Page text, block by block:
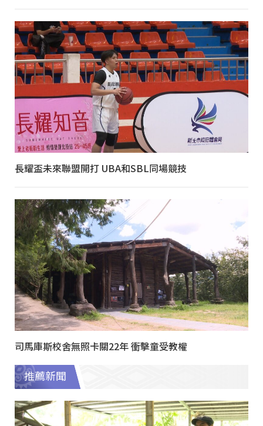
長耀盃未來聯盟開打 UBA和SBL同場競技
司馬庫斯校舍無照卡關22年 衝擊童受教權
推薦新聞